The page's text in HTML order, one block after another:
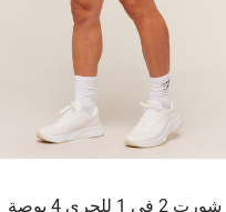
شورت 2 في 1 للجري 4 بوصة